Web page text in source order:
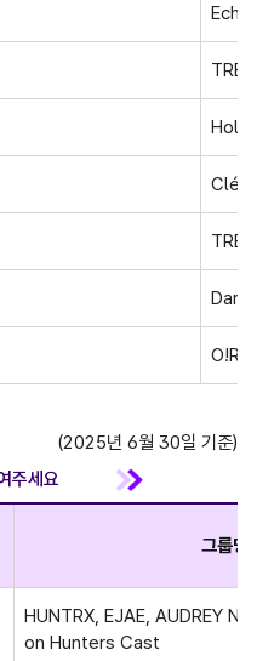
Echo
Clé
Dare
(2025년 6월 30일 기준)
그룹명
HUNTRX, EJAE, AUDREY
on Hunters Cast